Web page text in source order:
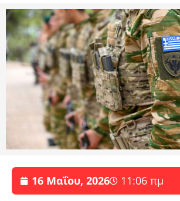
16 Μαΐου, 2026 11:06 πμ